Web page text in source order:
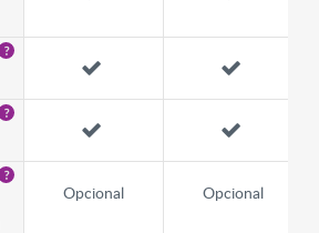
Opcional Opcional